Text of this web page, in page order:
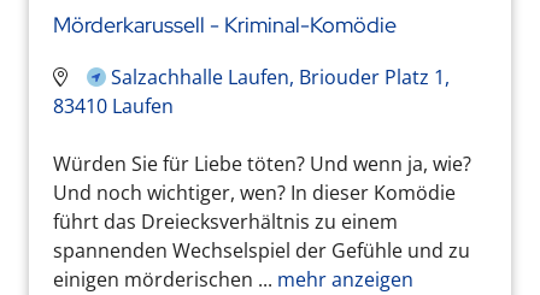
Mörderkarussell - Kriminal-Komödie
Salzachhalle Laufen, Briouder Platz 1,
83410 Laufen
Würden Sie für Liebe töten? Und wenn ja, wie?
Und noch wichtiger, wen? In dieser Komödie
führt das Dreiecksverhältnis zu einem
spannenden Wechselspiel der Gefühle und zu
einigen mörderischen ... mehr anzeigen